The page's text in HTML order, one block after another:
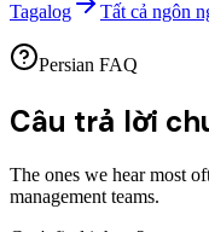
Tagalog
Tất cả ngôn
Persian FAQ
Câu trả lời
The ones we hear most
management teams.